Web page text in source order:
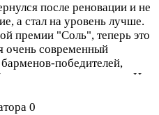
после реновации и не
а стал на уровень лучше.
премии "Соль", теперь это
очень современный
победителей,
приятным интерьером. Не
глаз и городской
города. Бар в баре.
0